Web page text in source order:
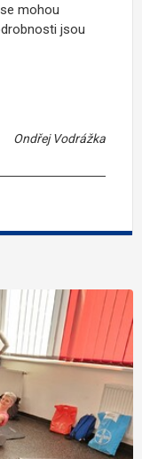
mohou
jsou
Ondřej Vodrážka